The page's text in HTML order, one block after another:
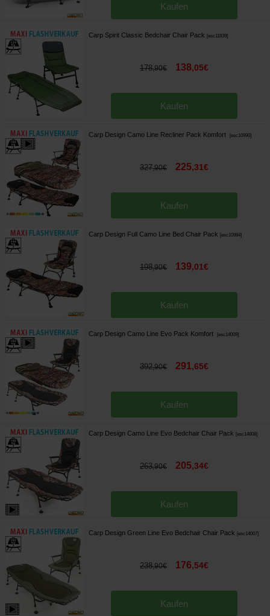
Kaufen
Carp Spirit Classic Bedchair Chair Pack [esc11839]
178,90€ 138,05€
Kaufen
Carp Design Camo Line Recliner Pack Komfort [esc10990]
327,90€ 225,31€
Kaufen
Carp Design Full Camo Line Bed Chair Pack [esc10984]
198,90€ 139,01€
Kaufen
Carp Design Camo Line Evo Pack Komfort [esc14009]
392,90€ 291,65€
Kaufen
Carp Design Camo Line Evo Bedchair Chair Pack [esc14008]
263,90€ 205,34€
Kaufen
Carp Design Green Line Evo Bedchair Chair Pack [esc14007]
238,90€ 176,54€
Kaufen